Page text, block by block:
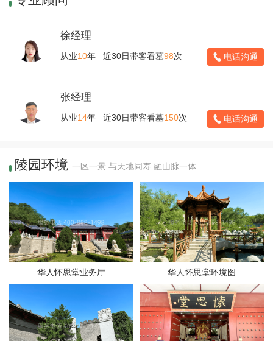
徐经理
从业10年 近30日带客看墓98次 电话沟通
张经理
从业14年 近30日带客看墓150次 电话沟通
陵园环境 一区一景 与天地同寿 融山脉一体
华人怀思堂业务厅 华人怀思堂环境图